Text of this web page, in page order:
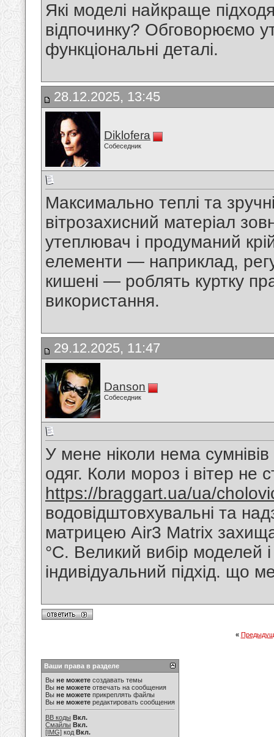
Які моделі найкраще
відпочинку? Обговорюємо
функціональні деталі.
28.12.2025, 13:45
Diklofera
Собеседник
Максимально теплі та
вітрозахисний матеріал
утеплювач і продуманий
елементи — наприклад,
кишені — роблять куртку
використання.
29.12.2025, 11:47
Danson
Собеседник
У мене ніколи нема
одяг. Коли мороз і вітер не
https://braggart.ua/ua/
водовідштовхувальні та
матрицею Air3 Matrix
°C. Великий вибір моделей і
індивідуальний підхід. що
«
Ваши права в разделе
Вы не можете создавать темы
Вы не можете отвечать на сообщения
Вы не можете прикреплять файлы
Вы не можете редактировать сообщения
BB коды Вкл.
Смайлы Вкл.
[IMG] код Вкл.